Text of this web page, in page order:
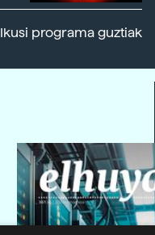
Ikusi programa guztiak